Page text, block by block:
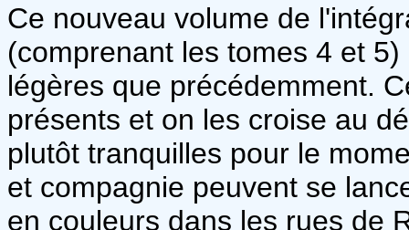
Ce nouveau volume de
(comprenant les tomes 4 et
légères que précédemment.
présents et on les croise au
plutôt tranquilles pour le
et compagnie peuvent se
en couleurs dans les rues de